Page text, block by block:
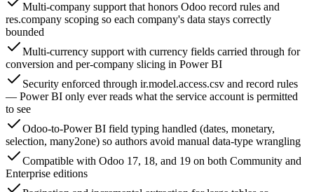
Multi-company support that honors Odoo record rules and
res.company scoping so each company's data stays correctly
bounded
Multi-currency support with currency fields carried through for
conversion and per-company slicing in Power BI
Security enforced through ir.model.access.csv and record rules
— Power BI only ever reads what the service account is permitted
to see
Odoo-to-Power BI field typing handled (dates, monetary,
selection, many2one) so authors avoid manual data-type wrangling
Compatible with Odoo 17, 18, and 19 on both Community and
Enterprise editions